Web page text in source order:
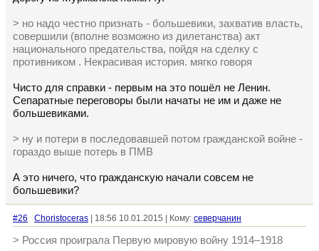
> но надо честно признать - большевики, захватив власть,
совершили (вполне возможно из дилетанства) акт
национального предательства, пойдя на сделку с
противником . Некрасивая история. мягко говоря
Чисто для справки - первым на это пошёл не Ленин.
Сепаратные переговоры были начаты не им и даже не
большевиками.
> ну и потери в последовавшей потом гражданской войне -
гораздо выше потерь в ПМВ
А это ничего, что гражданскую начали совсем не
большевики?
#26 Choristoceras | 18:56 10.01.2015 | Кому: северчанин
> Россия проиграла Первую мировую войну 1914–1918